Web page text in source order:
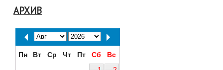
АРХИВ
Пн Вт Ср Чт Пт Сб
Вс